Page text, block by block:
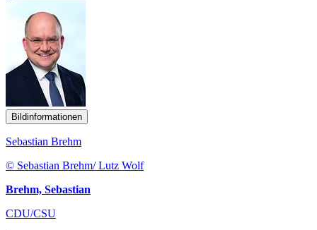
Bildinformationen
Sebastian Brehm
© Sebastian Brehm/ Lutz Wolf
Brehm, Sebastian
CDU/CSU